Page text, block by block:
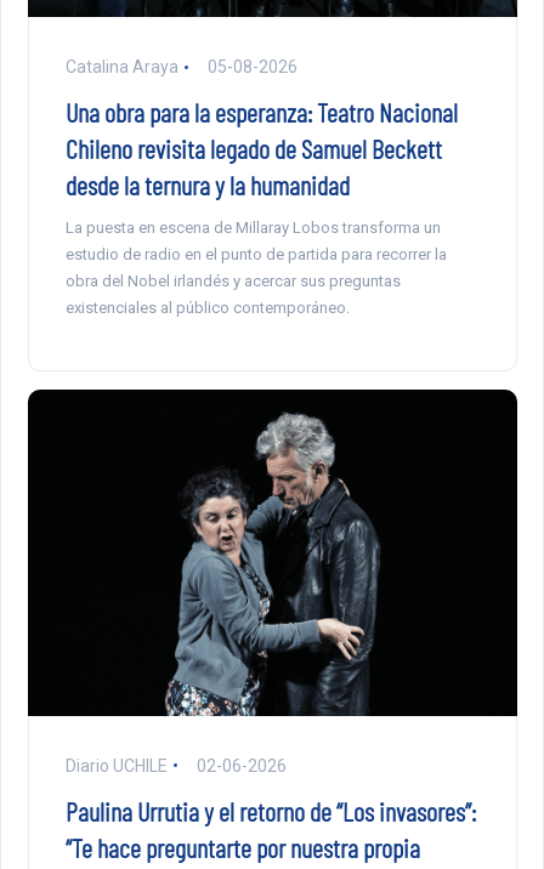
Catalina Araya 05-08-2026
Una obra para la esperanza: Teatro Nacional
Chileno revisita legado de Samuel Beckett
desde la ternura y la humanidad
La puesta en escena de Millaray Lobos transforma un
estudio de radio en el punto de partida para recorrer la
obra del Nobel irlandés y acercar sus preguntas
existenciales al público contemporáneo.
Diario UCHILE 02-06-2026
Paulina Urrutia y el retorno de “Los invasores”:
“Te hace preguntarte por nuestra propia